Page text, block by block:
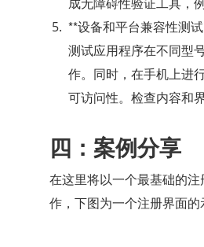
**设备和平台兼容性测
测试应用程序在不同型
作。同时，在手机上进
可访问性。检查内容和
四：案例分享
在这里将以一个最基础的
作，下图为一个注册界面的